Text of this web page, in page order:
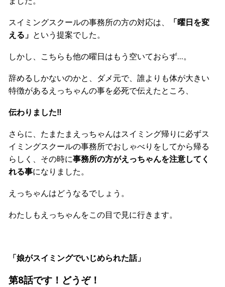
スイミングスクールの事務所の方の対応は、
「曜日を変
える」 という提案でした。
しかし、こちらも他の曜日はもう空いておらず…。
辞めるしかないのかと、ダメ元で、誰よりも体が大きい
特徴があるえっちゃんの事を必死で伝えたところ、
伝わりました‼︎
さらに、たまたまえっちゃんはスイミング帰りに必ずス
イミングスクールの事務所でおしゃべりをしてから帰る
らしく、その時に事務所の方がえっちゃんを注意してく
れる事になりました。
えっちゃんはどうなるでしょう。
わたしもえっちゃんをこの目で見に行きます。
「娘がスイミングでいじめられた話」
第8話です！どうぞ！